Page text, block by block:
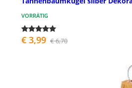
VORRÄTIG
€ 3,99 € 6,70